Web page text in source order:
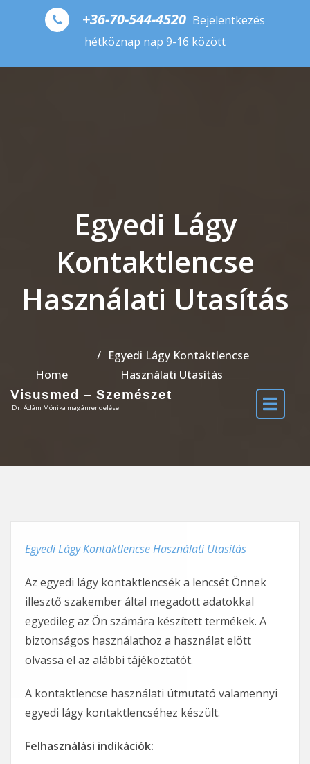
+36-70-544-4520 Bejelentkezés
hétköznap nap 9-16 között
Visusmed – Szemészet
Dr. Ádám Mónika magánrendelése
Egyedi Lágy
Kontaktlencse
Használati Utasítás
Home
Egyedi Lágy Kontaktlencse
Használati Utasítás
Egyedi Lágy Kontaktlencse Használati Utasítás
Az egyedi lágy kontaktlencsék a lencsét Önnek
illesztő szakember által megadott adatokkal
egyedileg az Ön számára készített termékek. A
biztonságos használathoz a használat elött
olvassa el az alábbi tájékoztatót.
A kontaktlencse használati útmutató valamennyi
egyedi lágy kontaktlencséhez készült.
Felhasználási indikációk: